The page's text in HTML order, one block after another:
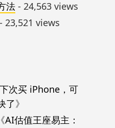
法- 24,563 views
23,521 views
下次买 iPhone，可
了》
AI估值王座易主：